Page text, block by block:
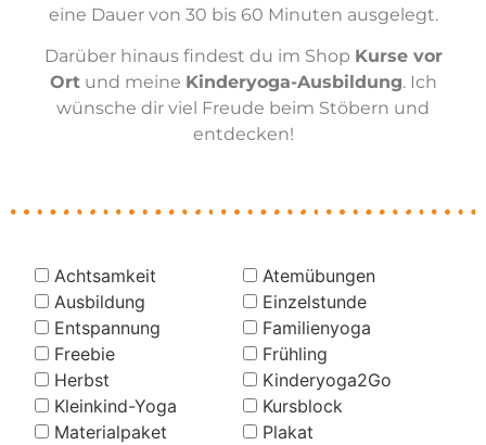
eine Dauer von 30 bis 60 Minuten ausgelegt.
Darüber hinaus findest du im Shop Kurse vor
Ortund meine Kinderyoga-Ausbildung. Ich
wünsche dir viel Freude beim Stöbern und
entdecken!
Achtsamkeit
Atemübungen
Ausbildung
Einzelstunde
Entspannung
Familienyoga
Freebie
Frühling
Herbst
Kinderyoga2Go
Kleinkind-Yoga
Kursblock
Materialpaket
Plakat